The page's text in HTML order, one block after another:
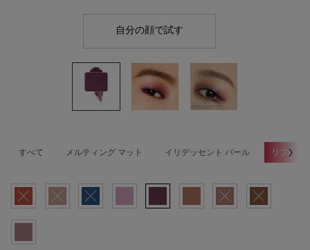
自分の顔で試す
すべて メルティング マット イリデッセント パール リフレク
選択済み
商品バリエーションは在庫切れです, ME ヴァーミリオン 252 B, 1/9
選択済み
商品バリエーションは在庫切れです, ME ソフト コッパー 270 A【人
選択済み
商品バリエーションは在庫切れです, ME ブルー インディゴ
ME ソフト パープル 735 B, 4/9
ME ダーク フィグ 789, 5/9
ME ライト ベージュ 825 A, 6/9
選択済み
商品バリエーションは
選択済み
商品バリエー